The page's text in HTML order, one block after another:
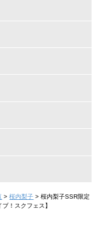
>桜内梨子 >桜内梨子SSR限定
！スクフェス】